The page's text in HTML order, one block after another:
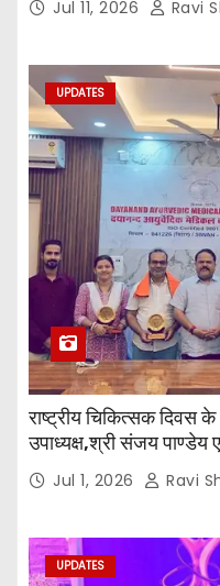
विभागाध्यक्ष एवं शिक्षक
Jul 11, 2026 Ravi
UPDATES
राष्ट्रीय चिकित्सक दिवस
उपाध्यक्ष,श्री संजय
जी तथा इनर व्हील क्लब की
एवं उनकी टीम द्वारा
Jul 1, 2026 Ravi
UPDATES